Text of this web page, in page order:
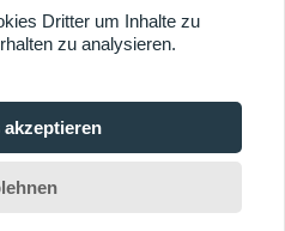
Bestimmungen
Technology Co. Ltd. E-Mail:
Dritter um Inhalte zu
zu analysieren.
akzeptieren